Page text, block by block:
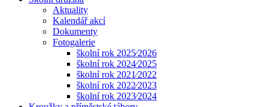
Aktuality
Kalendář akcí
Dokumenty
Fotogalerie
školní rok 2025⁄2026
školní rok 2024⁄2025
školní rok 2021⁄2022
školní rok 2022⁄2023
školní rok 2023⁄2024